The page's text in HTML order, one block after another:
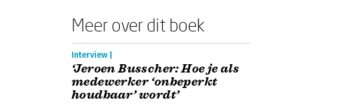
Meer over dit boek
Interview |
‘Jeroen Busscher: Hoe je als
medewerker ‘onbeperkt
houdbaar’ wordt’